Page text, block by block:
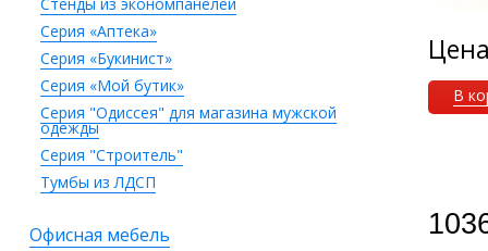
Серия «Аптека»
Серия «Букинист»
Серия «Мой бутик»
Серия "Одиссея" для магазина мужской
одежды
Серия "Строитель"
Тумбы из ЛДСП
Офисная мебель
В